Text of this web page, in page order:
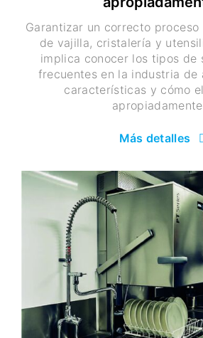
Garantizar un correcto
de vajilla, cristalería y
implica conocer los tipos de
frecuentes en la industria de
características y cómo
Más detalles